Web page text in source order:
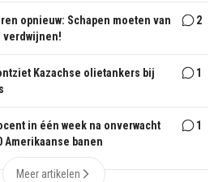
opnieuw: Schapen moeten van
verdwijnen!
2
Kazachse olietankers bij
1
in één week na onverwacht
Amerikaanse banen
1
Meer artikelen